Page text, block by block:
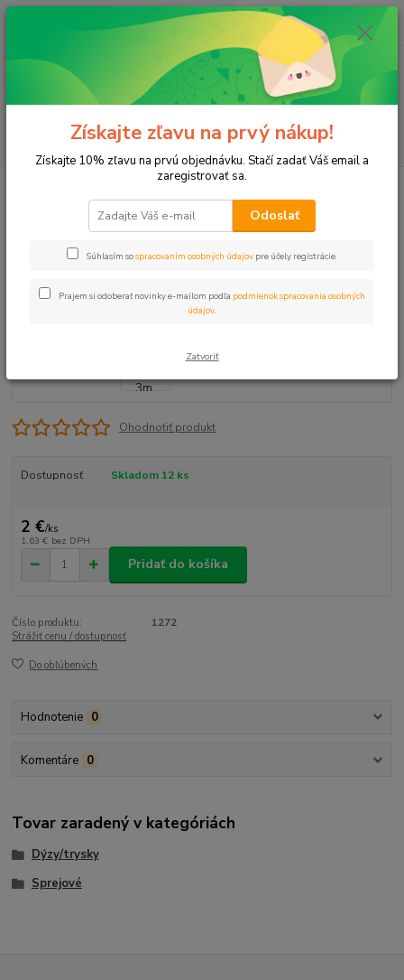
Menu
(Po-Pia, 8-17 hod.)
ks
za0 €
Dýzy/trysky
Dýza 10Q HUNTER, 3m, 90st.
nízky vzostup 15st.
Ohodnotiť produkt
Dostupnosť Skladom 12 ks
2 €/ks
1,63 € bez DPH
Pridať do košíka
Číslo produktu:
1272
Strážiť cenu / dostupnosť
Do obľúbených
Hodnotenie 0
Komentáre 0
Tovar zaradený v kategóriách
Dýzy/trysky
Sprejové
Získajte zľavu na prvý nákup!
Získajte 10% zľavu na prvú objednávku. Stačí zadať Váš email a
zaregistrovať sa.
Odoslať
Súhlasím sospracovaním osobných údajov pre účely registrácie.
Prajem si odoberať novinky e-mailom podľa podmienok spracovania osobných
údajov
Zatvoriť